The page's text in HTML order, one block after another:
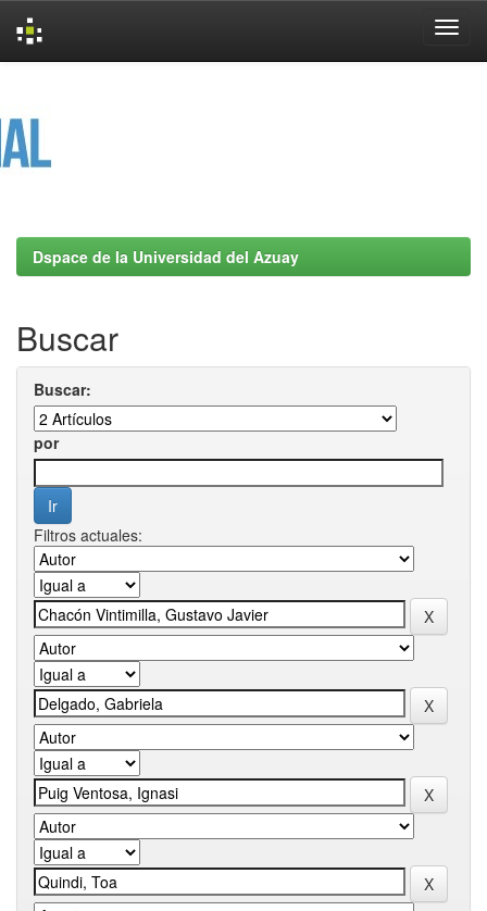
Dspace de la Universidad del Azuay
Buscar
Buscar:
por
Filtros actuales: